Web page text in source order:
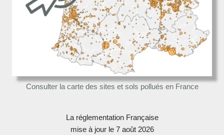
Consulter la carte des sites et sols pollués en France
La réglementation Française
mise à jour le 7 août 2026